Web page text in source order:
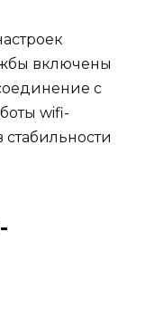
включены
с
wifi-